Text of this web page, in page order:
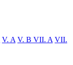
V. A V. B VII. A VII.